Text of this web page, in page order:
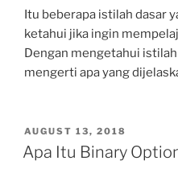
Itu beberapa istilah dasar
ketahui jika ingin
Dengan mengetahui istilah
mengerti apa yang
POSTED
ON
AUGUST 13, 2018
Apa Itu Binary